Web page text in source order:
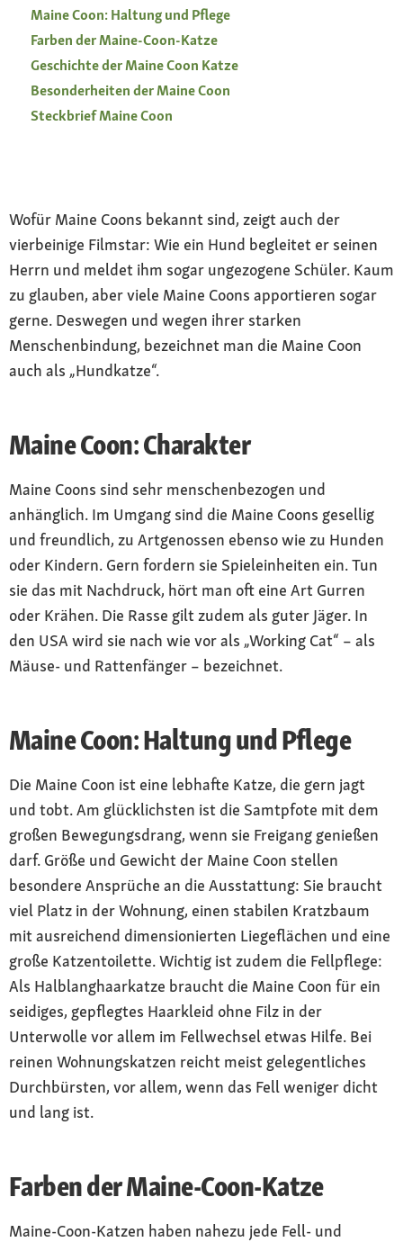
Maine Coon: Haltung und Pflege
Farben der Maine-Coon-Katze
Geschichte der Maine Coon Katze
Besonderheiten der Maine Coon
Steckbrief Maine Coon
Wofür Maine Coons bekannt sind, zeigt auch der
vierbeinige Filmstar: Wie ein Hund begleitet er seinen
Herrn und meldet ihm sogar ungezogene Schüler. Kaum
zu glauben, aber viele Maine Coons apportieren sogar
gerne. Deswegen und wegen ihrer starken
Menschenbindung, bezeichnet man die Maine Coon
auch als „Hundkatze“.
Maine Coon: Charakter
Maine Coons sind sehr menschenbezogen und
anhänglich. Im Umgang sind die Maine Coons gesellig
und freundlich, zu Artgenossen ebenso wie zu Hunden
oder Kindern. Gern fordern sie Spieleinheiten ein. Tun
sie das mit Nachdruck, hört man oft eine Art Gurren
oder Krähen. Die Rasse gilt zudem als guter Jäger. In
den USA wird sie nach wie vor als „Working Cat“ – als
Mäuse- und Rattenfänger – bezeichnet.
Maine Coon: Haltung und Pflege
Die Maine Coon ist eine lebhafte Katze, die gern jagt
und tobt. Am glücklichsten ist die Samtpfote mit dem
großen Bewegungsdrang, wenn sie Freigang genießen
darf. Größe und Gewicht der Maine Coon stellen
besondere Ansprüche an die Ausstattung: Sie braucht
viel Platz in der Wohnung, einen stabilen Kratzbaum
mit ausreichend dimensionierten Liegeflächen und eine
große Katzentoilette. Wichtig ist zudem die Fellpflege:
Als Halblanghaarkatze braucht die Maine Coon für ein
seidiges, gepflegtes Haarkleid ohne Filz in der
Unterwolle vor allem im Fellwechsel etwas Hilfe. Bei
reinen Wohnungskatzen reicht meist gelegentliches
Durchbürsten, vor allem, wenn das Fell weniger dicht
und lang ist.
Farben der Maine-Coon-Katze
Maine-Coon-Katzen haben nahezu jede Fell- und